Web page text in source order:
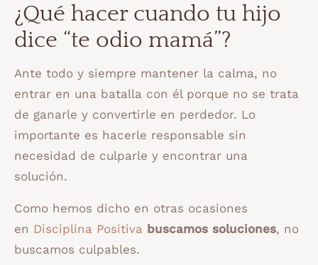
¿Qué hacer cuando tu hijo
dice “te odio mamá”?
Ante todo y siempre mantener la calma, no
entrar en una batalla con él porque no se trata
de ganarle y convertirle en perdedor. Lo
importante es hacerle responsable sin
necesidad de culparle y encontrar una
solución.
Como hemos dicho en otras ocasiones
en Disciplina Positiva buscamos soluciones, no
buscamos culpables.